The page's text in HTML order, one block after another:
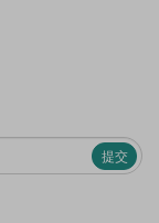
提交